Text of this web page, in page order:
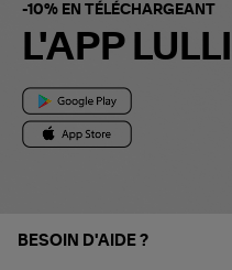
-10% EN TÉLÉCHARGEANT
L'APP LULLI
BESOIN D'AIDE ?